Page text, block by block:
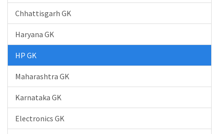
Chhattisgarh GK
Haryana GK
HP GK
Maharashtra GK
Karnataka GK
Electronics GK